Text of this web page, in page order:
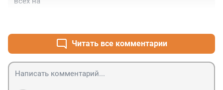
Читать все комментарии